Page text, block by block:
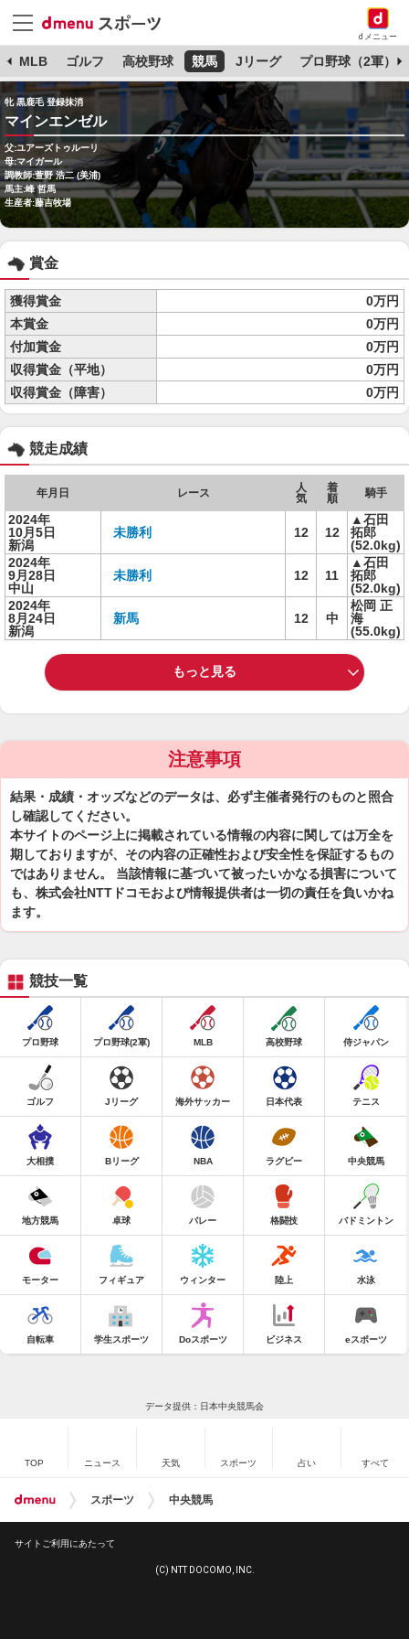
dメニュー
MLB ゴルフ 高校野球 競馬 Jリーグ プロ野球（2軍）
牝 黒鹿毛 登録抹消
マインエンゼル
父:ユアーズトゥルーリ
母:マイガール
調教師:萱野 浩二 (美浦)
馬主:峰 哲馬
生産者:藤吉牧場
賞金
獲得賞金
0万円
本賞金
0万円
付加賞金
0万円
収得賞金（平地）
0万円
収得賞金（障害）
0万円
競走成績
年月日 レース
人
気
着
順
騎手
2024年
10月5日
新潟
未勝利 12 12
▲石田
拓郎
(52.0kg)
2024年
9月28日
中山
未勝利 12 11
▲石田
拓郎
(52.0kg)
2024年
8月24日
新潟
新馬 12 中
松岡 正
海
(55.0kg)
もっと見る
注意事項
結果・成績・オッズなどのデータは、必ず主催者発行のものと照合
し確認してください。
本サイトのページ上に掲載されている情報の内容に関しては万全を
期しておりますが、その内容の正確性および安全性を保証するもの
ではありません。 当該情報に基づいて被ったいかなる損害について
も、株式会社NTTドコモおよび情報提供者は一切の責任を負いかね
ます。
競技一覧
プロ野球 プロ野球(2軍) MLB 高校野球 侍ジャパン
ゴルフ Jリーグ 海外サッカー 日本代表 テニス
大相撲 Bリーグ NBA ラグビー 中央競馬
地方競馬 卓球 バレー 格闘技 バドミントン
モーター フィギュア ウィンター 陸上 水泳
自転車 学生スポーツ Doスポーツ ビジネス eスポーツ
データ提供：日本中央競馬会
TOP ニュース 天気 スポーツ 占い すべて
スポーツ 中央競馬
サイトご利用にあたって
(C) NTT DOCOMO, INC.